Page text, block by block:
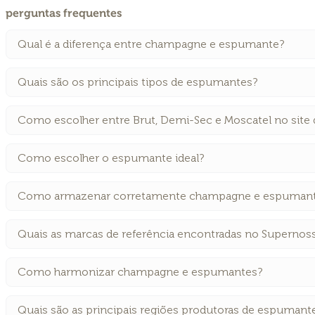
perguntas frequentes
Qual é a diferença entre champagne e espumante?
Quais são os principais tipos de espumantes?
Como escolher entre Brut, Demi-Sec e Moscatel no site
Como escolher o espumante ideal?
Como armazenar corretamente champagne e
Quais as marcas de referência encontradas no
Como harmonizar champagne e espumantes?
Quais são as principais regiões produtoras de